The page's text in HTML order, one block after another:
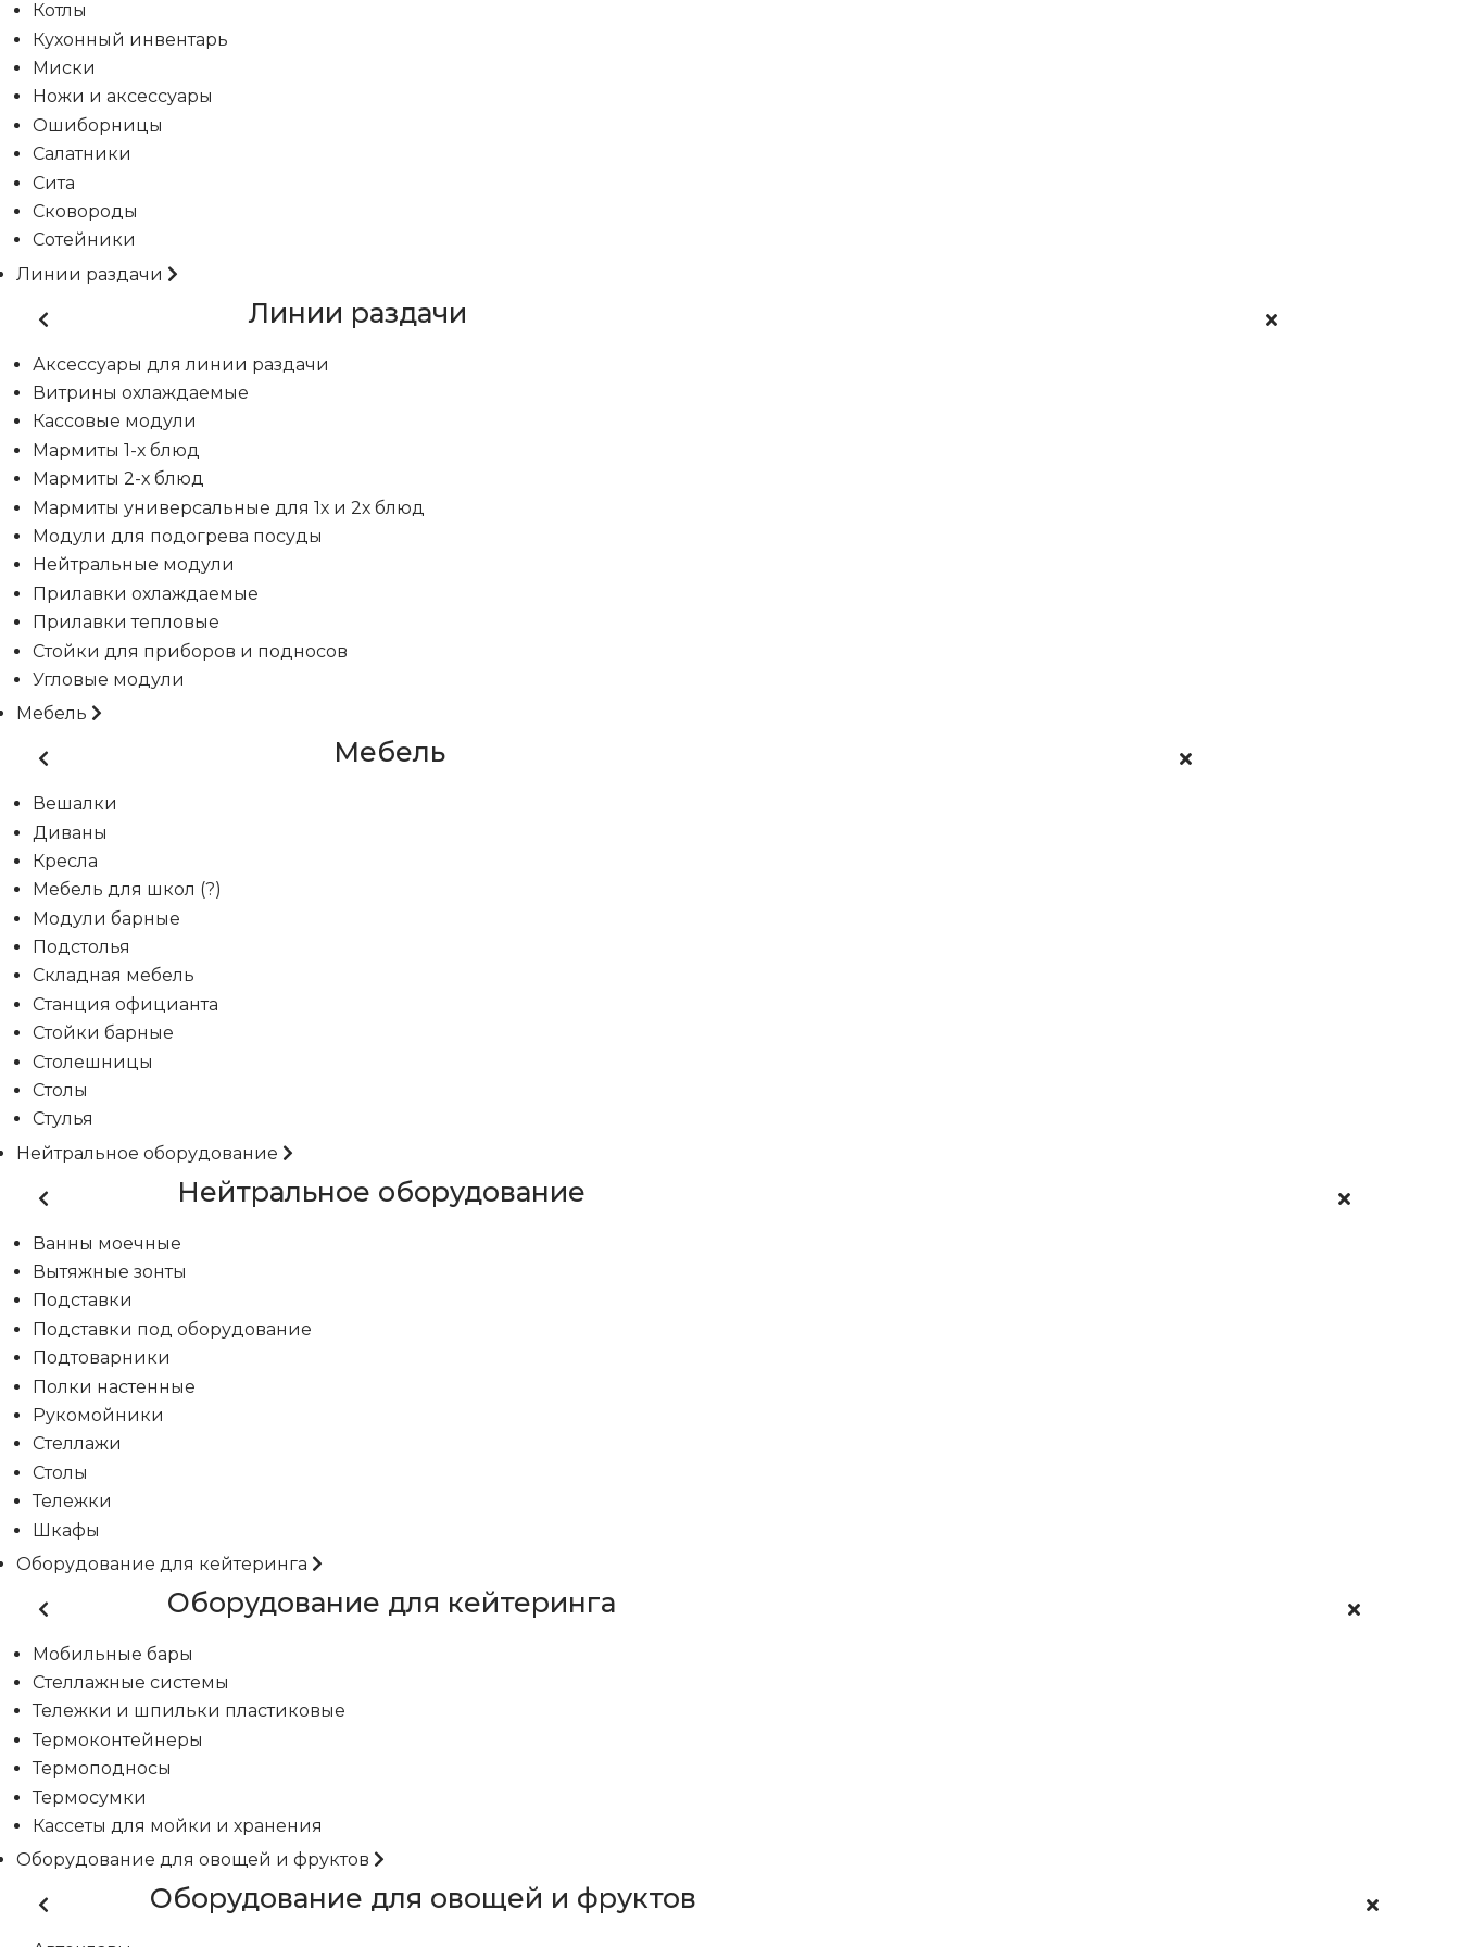
Котлы
Кухонный инвентарь
Миски
Ножи и аксессуары
Ошиборницы
Салатники
Сита
Сковороды
Сотейники
Линии раздачи
Линии раздачи
Аксессуары для линии раздачи
Витрины охлаждаемые
Кассовые модули
Мармиты 1-х блюд
Мармиты 2-х блюд
Мармиты универсальные для 1х и 2х блюд
Модули для подогрева посуды
Нейтральные модули
Прилавки охлаждаемые
Прилавки тепловые
Стойки для приборов и подносов
Угловые модули
Мебель
Мебель
Вешалки
Диваны
Кресла
Мебель для школ (?)
Модули барные
Подстолья
Складная мебель
Станция официанта
Стойки барные
Столешницы
Столы
Стулья
Нейтральное оборудование
Нейтральное оборудование
Ванны моечные
Вытяжные зонты
Подставки
Подставки под оборудование
Подтоварники
Полки настенные
Рукомойники
Стеллажи
Столы
Тележки
Шкафы
Оборудование для кейтеринга
Оборудование для кейтеринга
Мобильные бары
Стеллажные системы
Тележки и шпильки пластиковые
Термоконтейнеры
Термоподносы
Термосумки
Кассеты для мойки и хранения
Оборудование для овощей и фруктов
Оборудование для овощей и фруктов